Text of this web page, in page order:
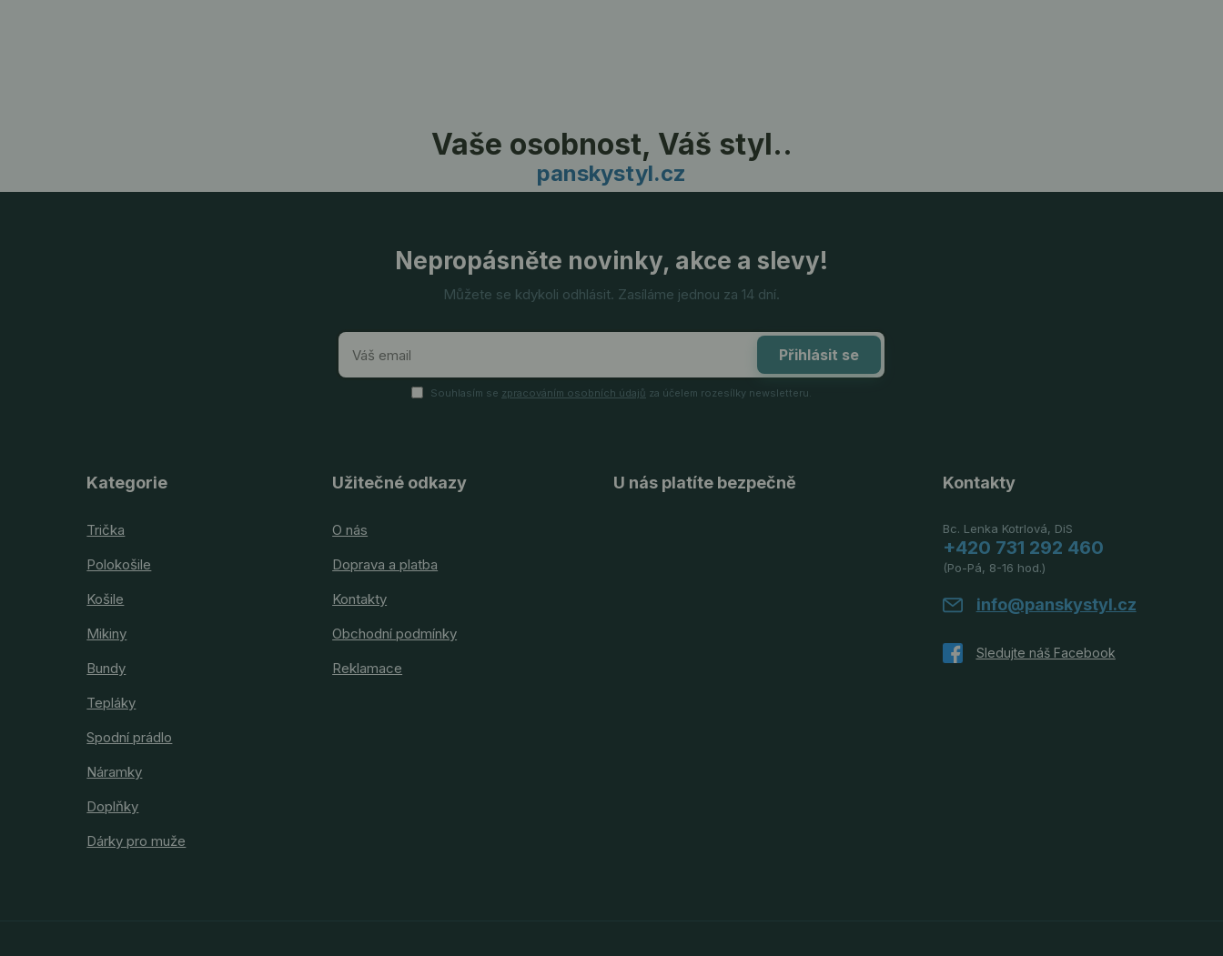
Vaše osobnost, Váš styl..
panskystyl.cz
Nepropásněte novinky, akce a slevy!
Můžete se kdykoli odhlásit. Zasíláme jednou za 14 dní.
Přihlásit se
Souhlasím se zpracováním osobních údajů za účelem rozesílky newsletteru.
Kategorie
Trička
Polokošile
Košile
Mikiny
Bundy
Tepláky
Spodní prádlo
Náramky
Doplňky
Dárky pro muže
Užitečné odkazy
O nás
Doprava a platba
Kontakty
Obchodní podmínky
Reklamace
U nás platíte bezpečně Kontakty
Bc. Lenka Kotrlová, DiS
+420 731 292 460
(Po-Pá, 8-16 hod.)
info@panskystyl.cz